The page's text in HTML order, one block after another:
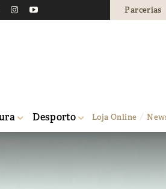
Parcerias
Desporto Loja Online